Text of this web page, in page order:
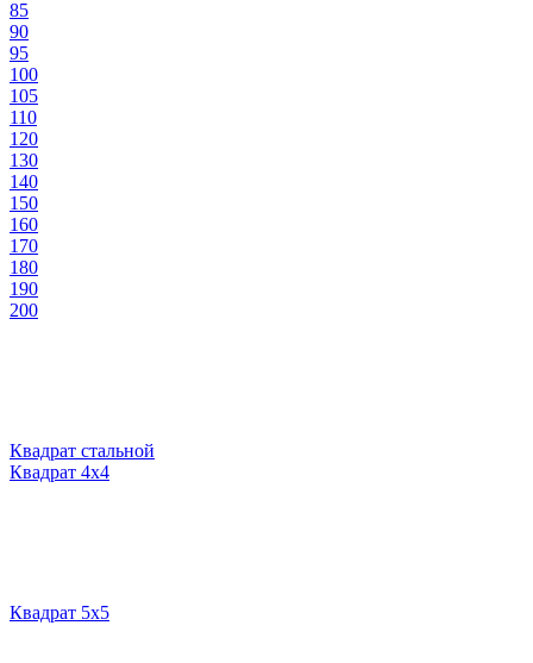
85
90
95
100
105
110
120
130
140
150
160
170
180
190
200
Квадрат стальной
Квадрат 4х4
Квадрат 5х5